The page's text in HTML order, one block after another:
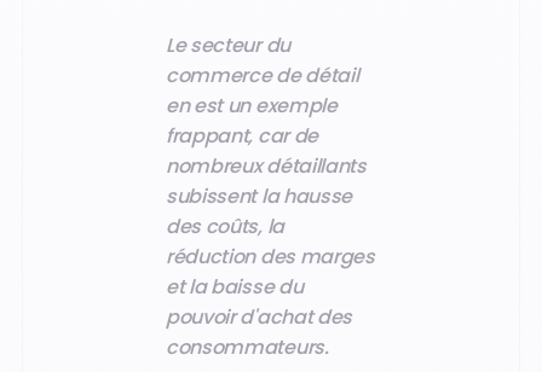
Le secteur du
commerce de détail
en est un exemple
frappant, car de
nombreux détaillants
subissent la hausse
des coûts, la
réduction des marges
et la baisse du
pouvoir d'achat des
consommateurs.